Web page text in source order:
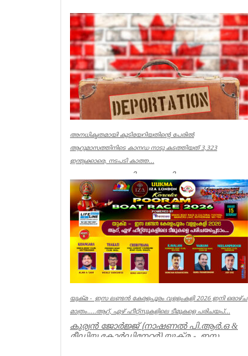
uukma
അനധികൃതമായി കുടിയേറിയതിന്റെ പേരിൽ
ആറുമാസത്തിനിടെ കാനഡ നാടു കടത്തിയത് 3,323
ഇന്ത്യക്കാരെ, നടപടി കാത്ത...
ഓട്ടോവ: അനധികൃതമായി
കുടിയേറിയതിന്റെ പേരിൽ
ആറുമാസത്തിനിടെ കാനഡ
നാടുകടത്തിയത് 3,323 ഇന്ത്യക്കാരെ. കാന...
World
യുക്മ - ഇസ ലണ്ടൻ കേരളപൂരം വളളംകളി 2026 ഇനി ഒരാഴ്ച
മാത്രം.....ആറ്, ഏഴ് ഹീറ്റ്സുകളിലെ ടീമുകളെ പരിചയപ്...
കുര്യൻ ജോർജ്ജ് (നാഷണൽ പി.ആർ.ഒ &
മീഡിയ കോർഡിനേറ്റർ) യുക്മ - ഇസ